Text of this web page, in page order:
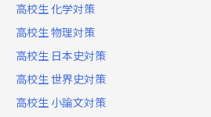
高校生 化学対策
高校生 物理対策
高校生 日本史対策
高校生 世界史対策
高校生 小論文対策